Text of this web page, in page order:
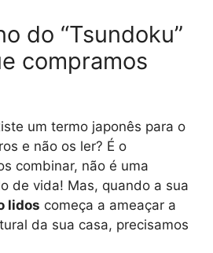
do “Tsundoku”
compramos
um termo japonês para o
e não os ler? É o
combinar, não é uma
de vida! Mas, quando a sua
lidos começa a ameaçar a
da sua casa, precisamos